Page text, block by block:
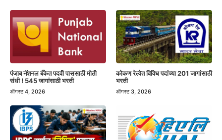
पंजाब नॅशनल बँकेत पदवी पाससाठी मोठी
संधी ! 545 जागांसाठी भरती
ऑगस्ट 4, 2026
कोकण रेल्वेत विविध पदांच्या 201 जागांसाठी
भरती
ऑगस्ट 3, 2026